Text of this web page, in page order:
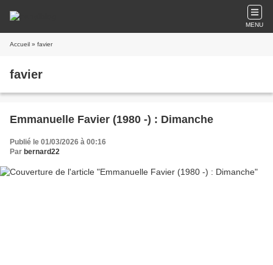
MENU
Accueil » favier
favier
Emmanuelle Favier (1980 -) : Dimanche
Publié le 01/03/2026 à 00:16
Par bernard22